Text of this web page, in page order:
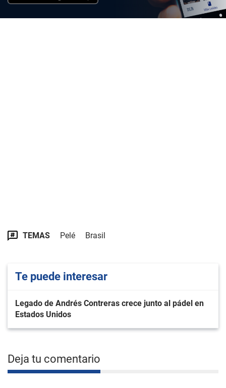
TEMAS Pelé Brasil
Te puede interesar
Legado de Andrés Contreras crece junto al pádel en
Estados Unidos
Deja tu comentario